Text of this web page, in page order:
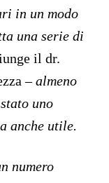
in un modo
una serie di
il dr.
–almeno
uno
anche utile.
numero